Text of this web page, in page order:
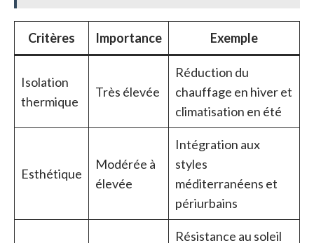
Critères Importance Exemple
Isolation
thermique
Très élevée
Réduction du
chauffage en hiver et
climatisation en été
Esthétique
Modérée à
élevée
Intégration aux
styles
méditerranéens et
périurbains
Résistance au soleil